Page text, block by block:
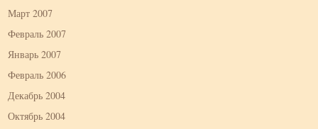
Март 2007
Февраль 2007
Январь 2007
Февраль 2006
Декабрь 2004
Октябрь 2004